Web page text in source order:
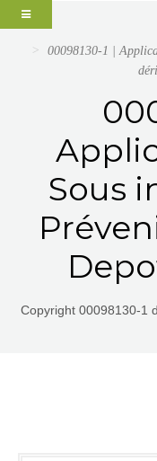
00098130-1 |
Sous
Copyright 00098130-1